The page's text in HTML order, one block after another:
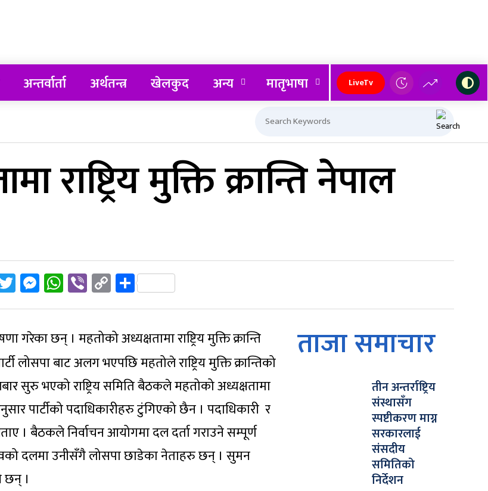
अन्तर्वार्ता अर्थतन्त्र खेलकुद अन्य मातृभाषा LiveTv
राष्ट्रिय मुक्ति क्रान्ति नेपाल
Twitter
Messenger
WhatsApp
ViberCopy
Link
Share
गरेका छन् । महतोको अध्यक्षतामा राष्ट्रिय मुक्ति क्रान्ति
लोसपा बाट अलग भएपछि महतोले राष्ट्रिय मुक्ति क्रान्तिको
सुरु भएको राष्ट्रिय समिति बैठकले महतोको अध्यक्षतामा
पार्टीको पदाधिकारीहरु टुंगिएको छैन । पदाधिकारी र
। बैठकले निर्वाचन आयोगमा दल दर्ता गराउने सम्पूर्ण
दलमा उनीसँगै लोसपा छाडेका नेताहरु छन् । सुमन
छन् ।
ताजा समाचार
तीन अन्तर्राष्ट्रिय
संस्थासँग
स्पष्टीकरण माग्न
सरकारलाई
संसदीय
समितिको
निर्देशन